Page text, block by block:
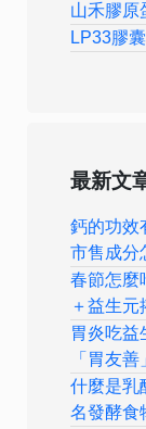
山禾膠原
LP33膠
最新文
鈣的功效
市售成分
春節怎麼
＋益生元
胃炎吃益
「胃友善
什麼是乳
名發酵食